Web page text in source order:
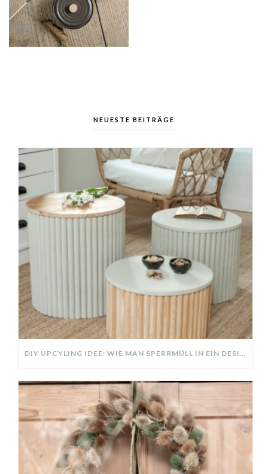
NEUESTE BEITRÄGE
DIY UPCYLING IDEE: WIE MAN SPERRMÜLL IN EIN DESIGNER TEIL VERWANDELT